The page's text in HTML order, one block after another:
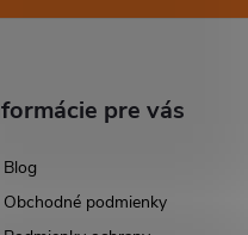
pre vás
Blog
Obchodné podmienky